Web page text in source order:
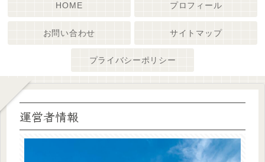
HOME プロフィール
お問い合わせ サイトマップ
プライバシーポリシー
運営者情報